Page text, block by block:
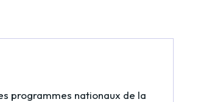
programmes nationaux de la